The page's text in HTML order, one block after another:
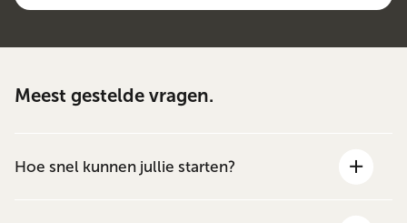
Meest gestelde vragen.
Hoe snel kunnen jullie starten?